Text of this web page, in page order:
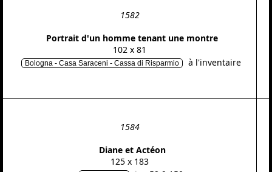
1582
Portrait d'un homme tenant une montre
102 x 81
Bologna - Casa Saraceni - Cassa di Risparmio à l'inventaire
1584
Diane et Actéon
125 x 183